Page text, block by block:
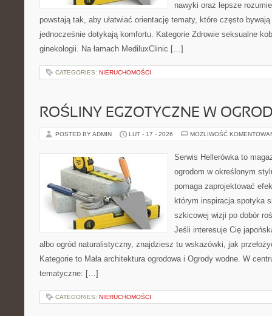
nawyki oraz lepsze
powstają tak, aby ułatwiać orientację tematy, które często bywają
jednocześnie dotykają komfortu. Kategorie Zdrowie seksualne
ginekologii. Na łamach MediluxClinic […]
CATEGORIES: NIERUCHOMOŚCI
ROŚLINY EGZOTYCZNE W
POSTED BY ADMIN LUT - 17 - 2026 MOŻLIWOŚĆ
Serwis Hellerówka to
ogrodom w określonym
pomaga zaprojektować
którym inspiracja spotyka
szkicowej wizji po dobór
Jeśli interesuje Cię
albo ogród naturalistyczny, znajdziesz tu wskazówki, jak
Kategorie to Mała architektura ogrodowa i Ogrody wodne. W
tematyczne: […]
CATEGORIES: NIERUCHOMOŚCI